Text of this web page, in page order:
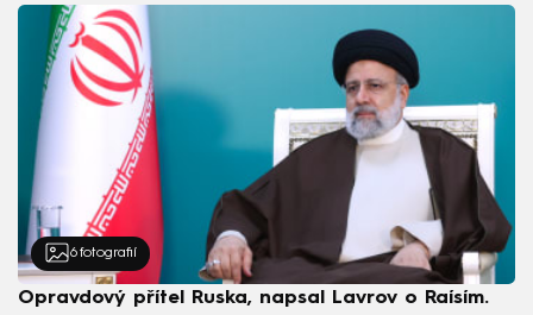
6 fotografií
Opravdový přítel Ruska, napsal Lavrov o Raísím.